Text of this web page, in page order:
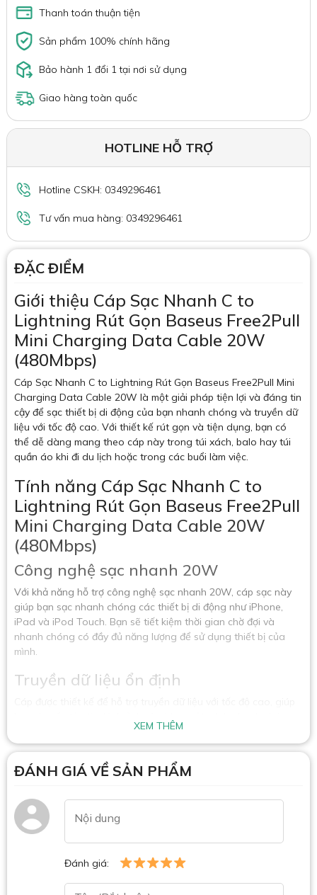
Thanh toán thuận tiện
Sản phẩm 100% chính hãng
Bảo hành 1 đổi 1 tại nơi sử dụng
Giao hàng toàn quốc
HOTLINE HỖ TRỢ
Hotline CSKH: 0349296461
Tư vấn mua hàng: 0349296461
ĐẶC ĐIỂM
Giới thiệu Cáp Sạc Nhanh C to
Lightning Rút Gọn Baseus Free2Pull
Mini Charging Data Cable 20W
(480Mbps)
Cáp Sạc Nhanh C to Lightning Rút Gọn Baseus Free2Pull Mini
Charging Data Cable 20W là một giải pháp tiện lợi và đáng tin
cậy để sạc thiết bị di động của bạn nhanh chóng và truyền dữ
liệu với tốc độ cao. Với thiết kế rút gọn và tiện dụng, bạn có
thể dễ dàng mang theo cáp này trong túi xách, balo hay túi
quần áo khi đi du lịch hoặc trong các buổi làm việc.
Tính năng Cáp Sạc Nhanh C to
Lightning Rút Gọn Baseus Free2Pull
Mini Charging Data Cable 20W
(480Mbps)
Công nghệ sạc nhanh 20W
Với khả năng hỗ trợ công nghệ sạc nhanh 20W, cáp sạc này
giúp bạn sạc nhanh chóng các thiết bị di động như iPhone,
iPad và iPod Touch. Bạn sẽ tiết kiệm thời gian chờ đợi và
nhanh chóng có đầy đủ năng lượng để sử dụng thiết bị của
mình.
Truyền dữ liệu ổn định
và ổn định. Bạn có thể truyền dữ liệu giữa thiết bị di động và
máy tính hoặc các thiết bị khác một cách thuận tiện.
Thiết kế rút gọn và tiện dụng
Với thiết kế rút gọn, cáp sạc này dễ dàng gấp gọn và giữ gọn
gàng. Bạn có thể dễ dàng mang theo cáp trong túi xách, balo
hoặc túi quần áo mà không tốn nhiều không gian. Điều này
giúp bạn sạc và truyền dữ liệu một cách thuận tiện khi đang di
Chất liệu chất lượng cao
XEM THÊM
ĐÁNH GIÁ VỀ SẢN PHẨM
Đánh giá: